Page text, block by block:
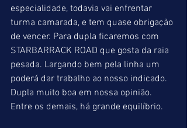
especialidade, todavia vai enfrentar
turma camarada, e tem quase obrigação
de vencer. Para dupla ficaremos com
STARBARRACK ROAD que gosta da raia
pesada. Largando bem pela linha um
poderá dar trabalho ao nosso indicado.
Dupla muito boa em nossa opinião.
Entre os demais, há grande equilíbrio.